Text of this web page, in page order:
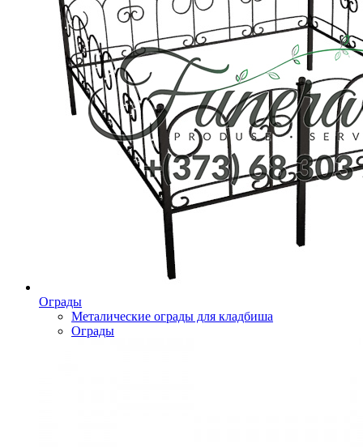
Ограды
Металические ограды для кладбиша
Ограды